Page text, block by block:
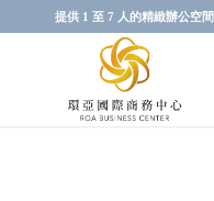
提供 1 至 7 人的精緻辦公空間